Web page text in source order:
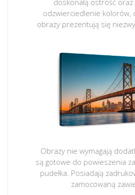
doskonałą ostrość
odzwierciedlenie kolorów,
obrazy prezentują się
Obrazy nie wymagają
są gotowe do powieszenia
pudełka. Posiadają
zamocowaną